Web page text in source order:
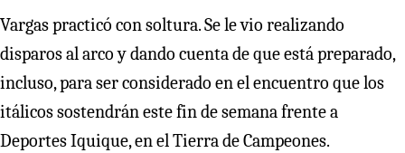
Vargas practicó con soltura. Se le vio realizando
disparos al arco y dando cuenta de que está preparado,
incluso, para ser considerado en el encuentro que los
itálicos sostendrán este fin de semana frente a
Deportes Iquique, en el Tierra de Campeones.